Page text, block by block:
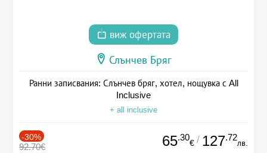
виж офертата
Слънчев Бряг
Ранни записвания: Слънчев бряг, хотел, нощувка с All
Inclusive
+ all inclusive
-30%
92.70€ 65.30
€ / 127.72
лв.